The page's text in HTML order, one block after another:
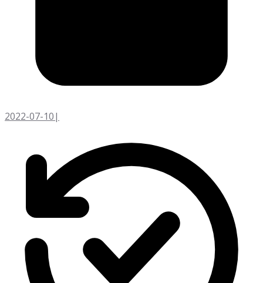
2022-07-10|